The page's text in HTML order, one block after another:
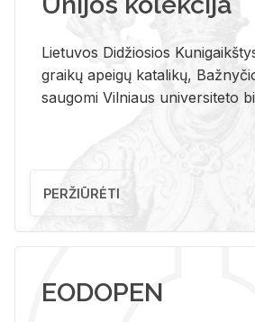
Lietuvos Didžiosios
graikų apeigų katalikų,
saugomi Vilniaus universiteto
PERŽIŪRĖTI
EODOPEN